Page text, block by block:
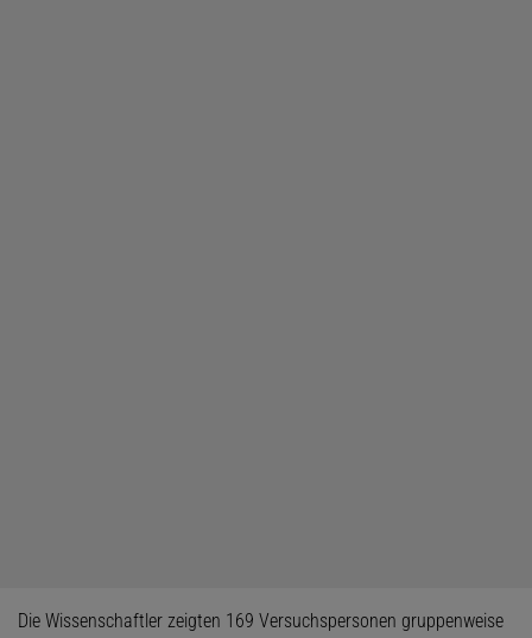
Die Wissenschaftler zeigten 169 Versuchspersonen gruppenweise